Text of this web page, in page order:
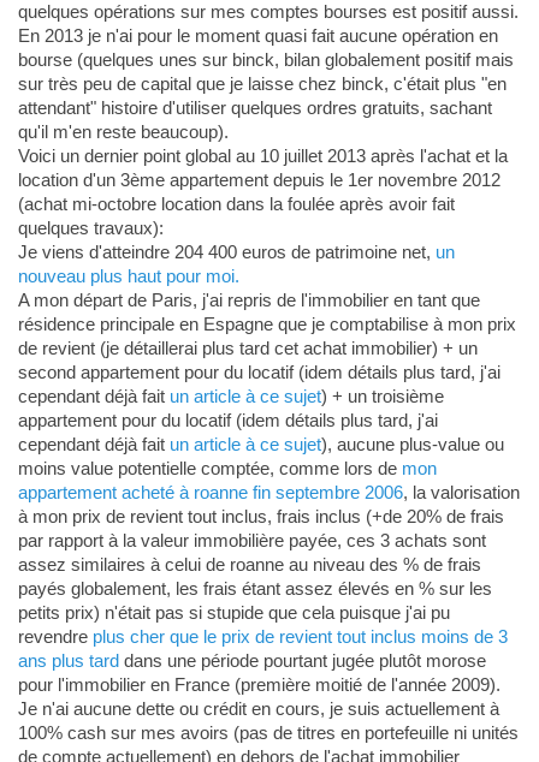
quelques opérations sur mes comptes bourses est positif aussi.
En 2013 je n'ai pour le moment quasi fait aucune opération en
bourse (quelques unes sur binck, bilan globalement positif mais
sur très peu de capital que je laisse chez binck, c'était plus "en
attendant" histoire d'utiliser quelques ordres gratuits, sachant
qu'il m'en reste beaucoup).
Voici un dernier point global au 10 juillet 2013 après l'achat et la
location d'un 3ème appartement depuis le 1er novembre 2012
(achat mi-octobre location dans la foulée après avoir fait
quelques travaux):
Je viens d'atteindre 204 400 euros de patrimoine net, un
nouveau plus haut pour moi.
A mon départ de Paris, j'ai repris de l'immobilier en tant que
résidence principale en Espagne que je comptabilise à mon prix
de revient (je détaillerai plus tard cet achat immobilier) + un
second appartement pour du locatif (idem détails plus tard, j'ai
cependant déjà fait un article à ce sujet) + un troisième
appartement pour du locatif (idem détails plus tard, j'ai
cependant déjà fait un article à ce sujet), aucune plus-value ou
moins value potentielle comptée, comme lors de mon
appartement acheté à roanne fin septembre 2006, la valorisation
à mon prix de revient tout inclus, frais inclus (+de 20% de frais
par rapport à la valeur immobilière payée, ces 3 achats sont
assez similaires à celui de roanne au niveau des % de frais
payés globalement, les frais étant assez élevés en % sur les
petits prix) n'était pas si stupide que cela puisque j'ai pu
revendre plus cher que le prix de revient tout inclus moins de 3
ans plus tarddans une période pourtant jugée plutôt morose
pour l'immobilier en France (première moitié de l'année 2009).
Je n'ai aucune dette ou crédit en cours, je suis actuellement à
100% cash sur mes avoirs (pas de titres en portefeuille ni unités
de compte actuellement) en dehors de l'achat immobilier